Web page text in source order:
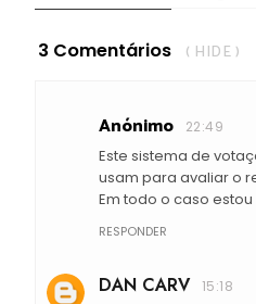
3 Comentários ( HIDE )
Anónimo 22:49
Este sistema de
usam para avaliar o
Em todo o caso
RESPONDER
DAN CARV 15:18